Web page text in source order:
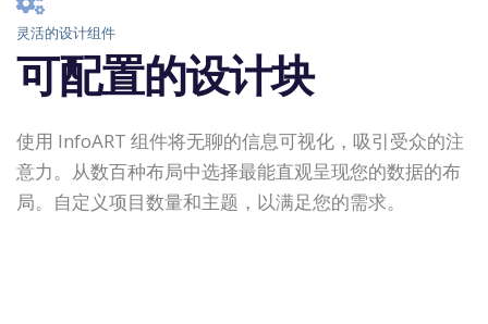
灵活的设计组件
可配置的设计块
使用 InfoART 组件将无聊的信息可视化，吸引受众的注
意力。从数百种布局中选择最能直观呈现您的数据的布
局。自定义项目数量和主题，以满足您的需求。